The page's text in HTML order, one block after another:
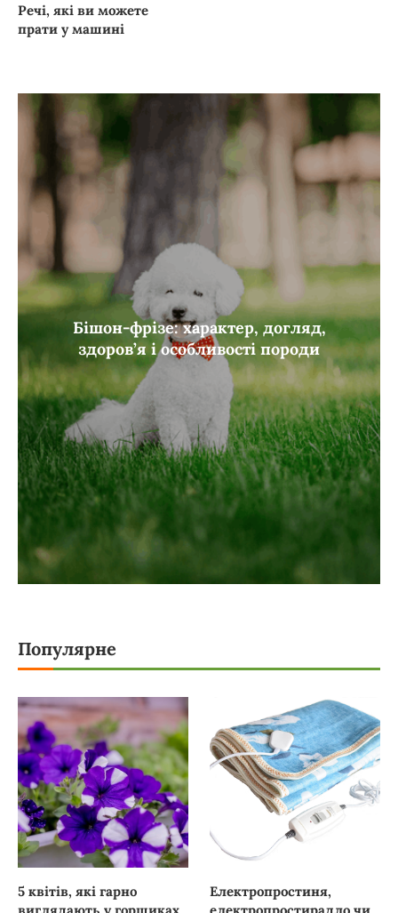
Речі, які ви можете
прати у машині
Бішон-фрізе: характер, догляд,
здоров’я і особливості породи
Популярне
5 квітів, які гарно
Електропростиня,